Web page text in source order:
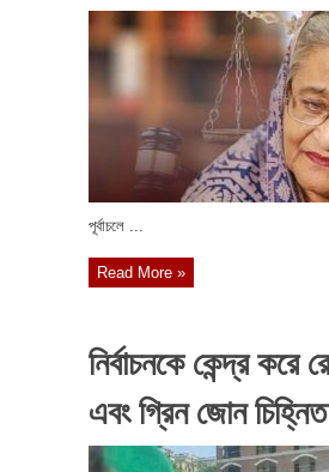
পূর্বাচলে ...
Read More »
নির্বাচনকে কেন্দ্র করে
এবং গ্রিন জোন